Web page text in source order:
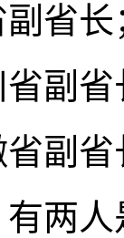
省长
副省
副省
人